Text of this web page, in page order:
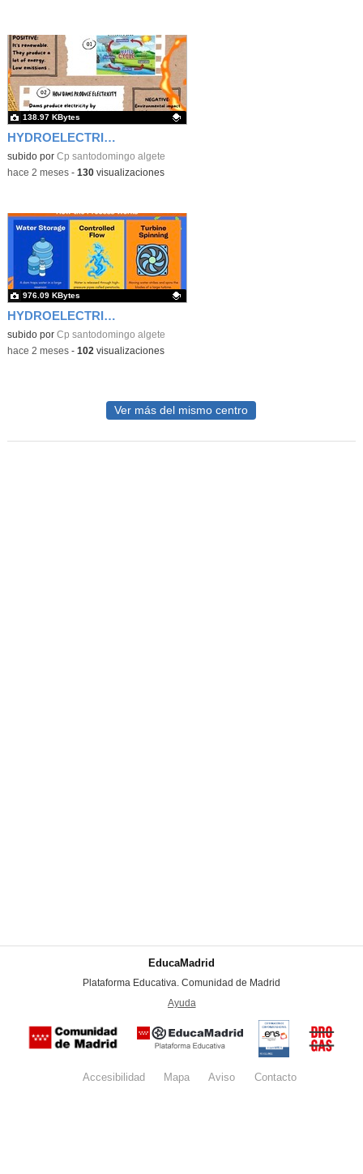
HYDROELECTRIC ENERGY
Contenido educativo.
subido por Cp santodomingo algete
138.97 KBytes
-hace 2 meses- 130visualizaciones
HYDROELECTRIC ENERGY2
Contenido educativo.
subido por Cp santodomingo algete
976.09 KBytes
-hace 2 meses- 102 visualizaciones
Ver más del mismo centro
EducaMadrid
Plataforma Educativa. Comunidad de Madrid
Ayuda
Certificación
conformidad
con el
Nacional de
Seguridad
del
Accesibilidad Mapa Aviso legalContacto